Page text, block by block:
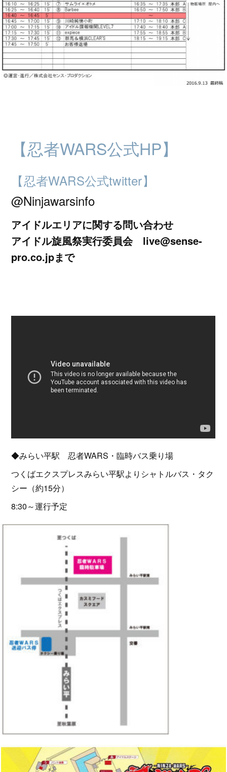
【忍者WARS公式HP】
【忍者WARS公式twitter】
@Ninjawarsinfo
アイドルエリアに関する問い合わせ
アイドル旋風祭実行委員会 live@sense-
pro.co.jpまで
◆みらい平駅 忍者WARS・臨時バス乗り場
つくばエクスプレスみらい平駅よりシャトルバス・タク
シー（約15分）
8:30～運行予定